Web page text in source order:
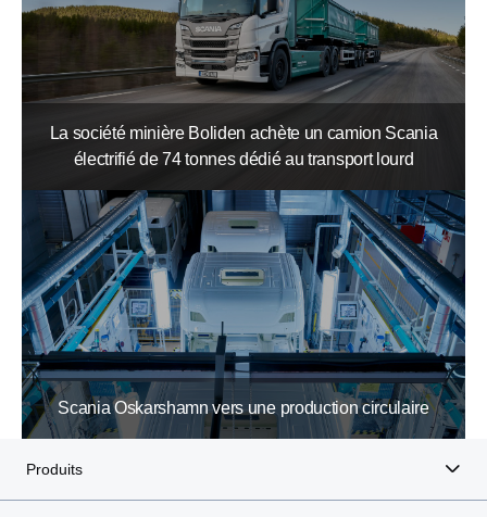
La société minière Boliden achète un camion Scania
électrifié de 74 tonnes dédié au transport lourd
Scania Oskarshamn vers une production circulaire
Produits